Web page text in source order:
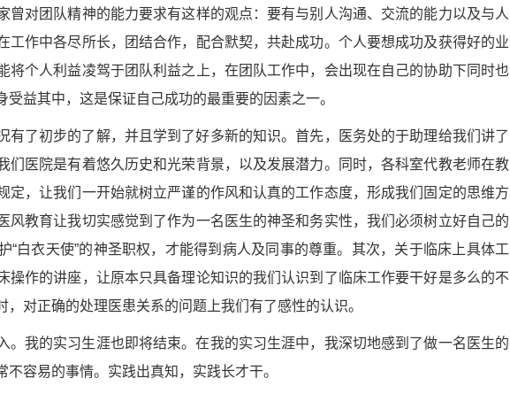
曾对团队精神的能力要求有这样的观点：要有与别人沟通、交流的能力以及与人
工作中各尽所长，团结合作，配合默契，共赴成功。个人要想成功及获得好的业
将个人利益凌驾于团队利益之上，在团队工作中，会出现在自己的协助下同时也
益其中，这是保证自己成功的最重要的因素之一。
有了初步的了解，并且学到了好多新的知识。首先，医务处的于助理给我们讲了
们医院是有着悠久历史和光荣背景，以及发展潜力。同时，各科室代教老师在教
定，让我们一开始就树立严谨的作风和认真的工作态度，形成我们固定的思维方
风教育让我切实感觉到了作为一名医生的神圣和务实性，我们必须树立好自己的
“白衣天使”的神圣职权，才能得到病人及同事的尊重。其次，关于临床上具体工
操作的讲座，让原本只具备理论知识的我们认识到了临床工作要干好是多么的不
对正确的处理医患关系的问题上我们有了感性的认识。
。我的实习生涯也即将结束。在我的实习生涯中，我深切地感到了做一名医生的
容易的事情。实践出真知，实践长才干。